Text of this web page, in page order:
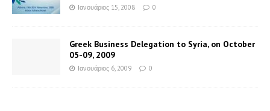
Ιανουάριος 15, 2008 0
Greek Business Delegation to Syria, on October
05-09, 2009
Ιανουάριος 6, 2009 0